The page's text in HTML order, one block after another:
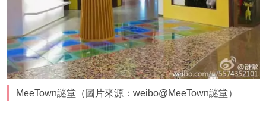
MeeTown謎堂（圖片來源：weibo@MeeTown謎堂）